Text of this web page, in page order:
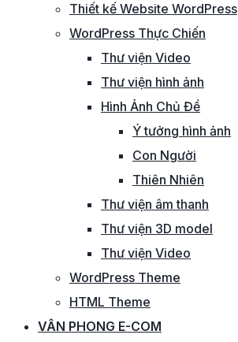
Thiết kế Website WordPress
WordPress Thực Chiến
Thư viện Video
Thư viện hình ảnh
Hình Ảnh Chủ Đề
Ý tưởng hình ảnh
Con Người
Thiên Nhiên
Thư viện âm thanh
Thư viện 3D model
Thư viện Video
WordPress Theme
HTML Theme
VÂN PHONG E-COM